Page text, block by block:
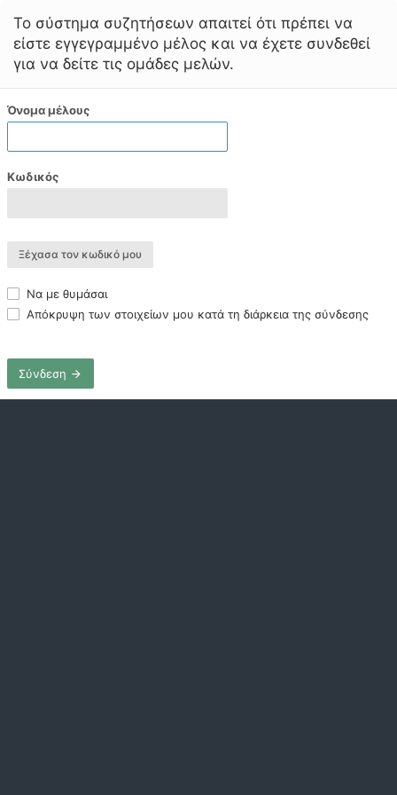
Το σύστημα συζητήσεων απαιτεί ότι πρέπει να
είστε εγγεγραμμένο μέλος και να έχετε συνδεθεί
για να δείτε τις ομάδες μελών.
Όνομα μέλους
Κωδικός
Ξέχασα τον κωδικό μου
Να με θυμάσαι
Απόκρυψη των στοιχείων μου κατά τη διάρκεια της σύνδεσης
Σύνδεση